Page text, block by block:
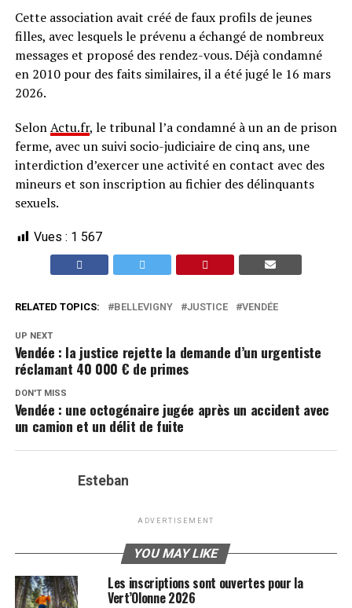
Cette association avait créé de faux profils de jeunes
filles, avec lesquels le prévenu a échangé de nombreux
messages et proposé des rendez-vous. Déjà condamné
en 2010 pour des faits similaires, il a été jugé le 16 mars
2026.
SelonActu.fr, le tribunal l’a condamné à un an de prison
ferme, avec un suivi socio-judiciaire de cinq ans, une
interdiction d’exercer une activité en contact avec des
mineurs et son inscription au fichier des délinquants
sexuels.
Vues : 1 567
RELATED TOPICS: BELLEVIGNY JUSTICE VENDÉE
UP NEXT
Vendée : la justice rejette la demande d’un urgentiste
réclamant 40 000 € de primes
DON'T MISS
Vendée : une octogénaire jugée après un accident avec
un camion et un délit de fuite
Esteban
ADVERTISEMENT
YOU MAY LIKE
Les inscriptions sont ouvertes pour la
Vert’Olonne 2026